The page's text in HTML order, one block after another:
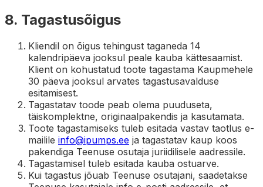
8. Tagastusõigus
Kliendil on õigus tehingust taganeda 14
kalendripäeva jooksul peale kauba kättesaamist.
Klient on kohustatud toote tagastama Kaupmehele
30 päeva jooksul arvates tagastusavalduse
esitamisest.
Tagastatav toode peab olema puuduseta,
täiskomplektne, originaalpakendis ja kasutamata.
Toote tagastamiseks tuleb esitada vastav taotlus e-
mailile info@ipumps.ee ja tagastatav kaup koos
pakendiga Teenuse osutaja juriidilisele aadressile.
Tagastamisel tuleb esitada kauba ostuarve.
Kui tagastus jõuab Teenuse osutajani, saadetakse